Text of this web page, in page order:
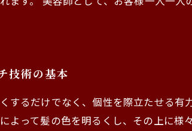
技術の基本
するだけでなく、個性を際立たせる
よって髪の色を明るくし、その上に